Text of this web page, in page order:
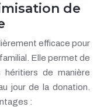
de
efficace pour
Elle permet de
de manière
jour de la donation.
: